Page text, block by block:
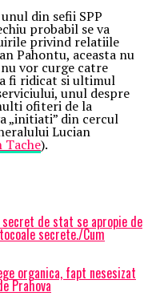
din sefii SPP
probabil se va
privind relatiile
Pahontu, aceasta nu
vor curge catre
fi ridicat si ultimul
unul despre
ofiteri de la
„initiati” din cercul
Lucian
Tache).
secret de stat se apropie de
secrete./Cum
organica, fapt nesesizat
Prahova